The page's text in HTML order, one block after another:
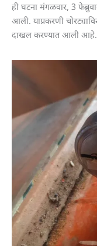
ही घटना मंगळवार, 3
आली. याप्रकरणी
दाखल करण्यात आली आहे.